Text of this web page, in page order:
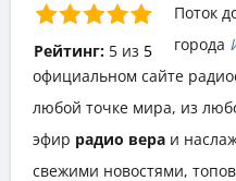
Рейтинг: 5из 5
Поток
города
официальном сайте
любой точке мира, из
эфир радио вера и
свежими новостями,